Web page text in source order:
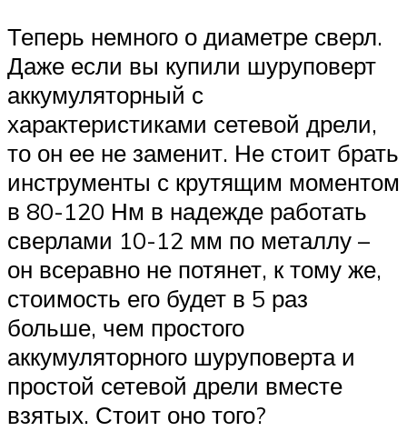
Теперь немного о диаметре сверл.
Даже если вы купили шуруповерт
аккумуляторный с
характеристиками сетевой дрели,
то он ее не заменит. Не стоит брать
инструменты с крутящим моментом
в 80-120 Нм в надежде работать
сверлами 10-12 мм по металлу –
он всеравно не потянет, к тому же,
стоимость его будет в 5 раз
больше, чем простого
аккумуляторного шуруповерта и
простой сетевой дрели вместе
взятых. Стоит оно того?